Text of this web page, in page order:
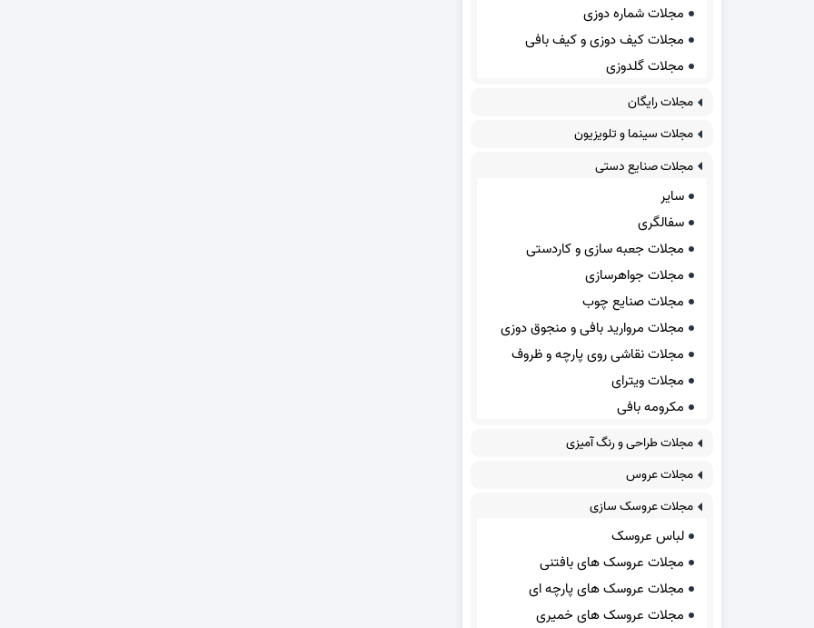
مجلات شماره دوزی
مجلات کیف دوزی و کیف بافی
مجلات گلدوزی
مجلات رایگان
مجلات سینما و تلویزیون
مجلات صنایع دستی
سایر
سفالگری
مجلات جعبه سازی و کاردستی
مجلات جواهرسازی
مجلات صنایع چوب
مجلات مروارید بافی و منجوق دوزی
مجلات نقاشی روی پارچه و ظروف
مجلات ویترای
مکرومه بافی
مجلات طراحی و رنگ آمیزی
مجلات عروس
مجلات عروسک سازی
لباس عروسک
مجلات عروسک های بافتنی
مجلات عروسک های پارچه ای
مجلات عروسک های خمیری